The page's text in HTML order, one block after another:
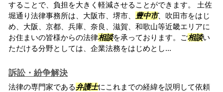
することで、負担を大きく軽減させることができます。 土佐
堀通り法律事務所は、大阪市、堺市、
豊中市、吹田市をはじ
め、大阪、京都、兵庫、奈良、滋賀、和歌山等近畿エリアに
お住まいの皆様からの法律相談を承っております。ご相談い
ただける分野としては、企業法務をはじめとし...
訴訟・紛争解決
法律の専門家である弁護士にこれまでの経緯を説明して依頼